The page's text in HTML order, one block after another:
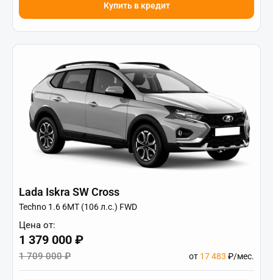
Купить в кредит
Lada Iskra SW Cross
Techno 1.6 6МТ (106 л.с.) FWD
Цена от:
1 379 000 ₽
1 709 000 ₽ от 17 483 ₽/мес.
Купить авто со скидкой
Нажимая кнопку заказать звонок вы соглашаетесь на
обработку персональных данных